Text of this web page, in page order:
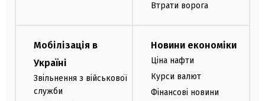
Втрати ворога
Мобілізація в
Україні
Звільнення з військової
служби
Новини економіки
Ціна нафти
Курси валют
Фінансові новини